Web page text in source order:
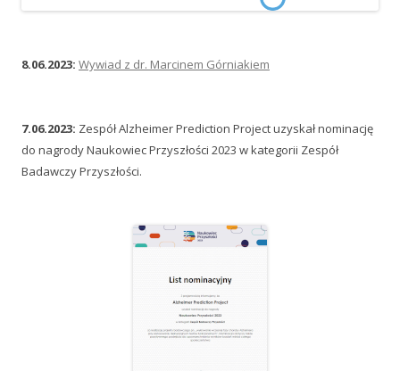
8.06.2023: Wywiad z dr. Marcinem Górniakiem
7.06.2023: Zespół Alzheimer Prediction Project uzyskał nominację
do nagrody Naukowiec Przyszłości 2023 w kategorii Zespół
Badawczy Przyszłości.